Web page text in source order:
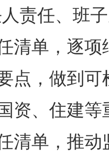
责任、班
清单，逐
点，做到
资、住建
清单，推